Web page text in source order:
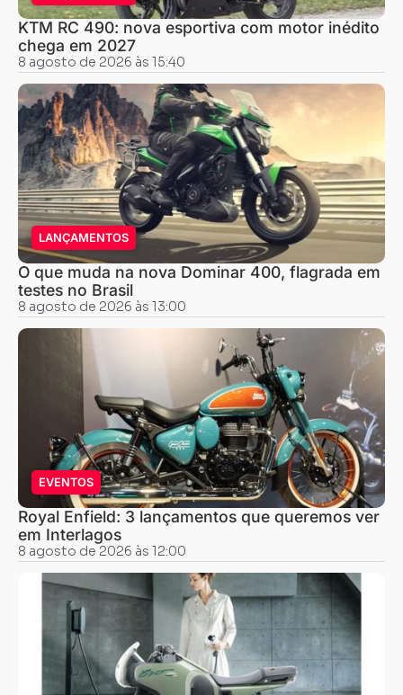
KTM RC 490: nova esportiva com motor inédito
chega em 2027
8 agosto de 2026 às 15:40
LANÇAMENTOS
O que muda na nova Dominar 400, flagrada em
testes no Brasil
8 agosto de 2026 às 13:00
EVENTOS
Royal Enfield: 3 lançamentos que queremos ver
em Interlagos
8 agosto de 2026 às 12:00